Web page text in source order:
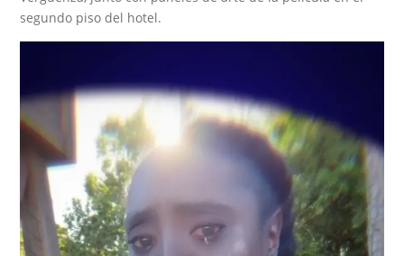
segundo piso del hotel.